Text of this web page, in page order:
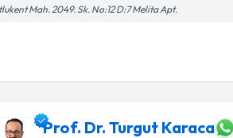
Mah. 2049. Sk. No:12 D:7 Melita Apt.
Prof. Dr. Turgut Karaca